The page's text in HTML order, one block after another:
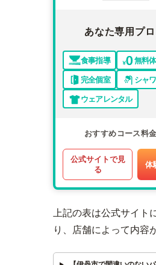
あなた専用プ
食事指導
無料
完全個室
シャ
ウェアレンタル
おすすめコース料金
公式サイトで見
る
体
上記の表は公式サイト
り、店舗によって内容